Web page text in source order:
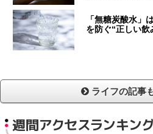
「無糖炭酸水
を防ぐ“正しい飲
ライフの記事
週間アクセスランキン